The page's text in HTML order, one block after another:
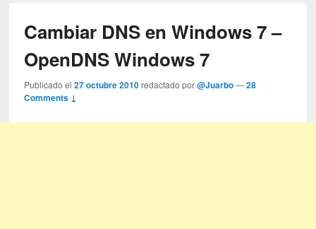
Cambiar DNS en Windows 7 –
OpenDNS Windows 7
Publicado el27 octubre 2010 redactado por@Juarbo —28
Comments ↓